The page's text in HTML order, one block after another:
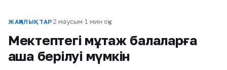
ЖАҢАЛЫҚТАР 2 маусым·1 мин оқу
Мектептегі мұқтаж балаларға
ақша берілуі мүмкін